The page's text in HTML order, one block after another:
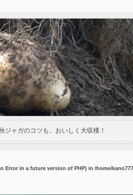
ャガのコツも。おいしく大収穫！
Error in a future version of PHP) in /home/